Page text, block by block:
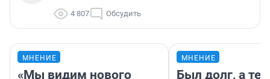
4 807 Обсудить
МНЕНИЕ
«Мы видим нового
МНЕНИЕ
Был долг, а